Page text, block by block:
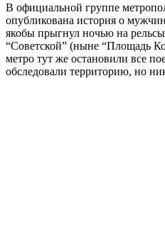
В официальной группе
опубликована история о
якобы прыгнул ночью на
“Советской” (ныне “Площадь
метро тут же остановили все
обследовали территорию, но